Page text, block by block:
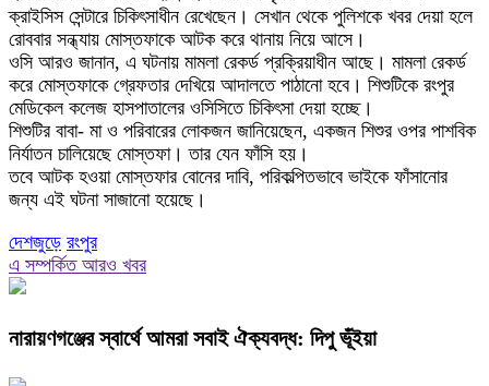
ক্রাইসিস সেন্টারে চিকিৎসাধীন রেখেছেন। সেখান থেকে পুলিশকে খবর দেয়া হলে
রোববার সন্ধ্যায় মোস্তফাকে আটক করে থানায় নিয়ে আসে।
ওসি আরও জানান, এ ঘটনায় মামলা রেকর্ড প্রক্রিয়াধীন আছে। মামলা রেকর্ড
করে মোস্তফাকে গ্রেফতার দেখিয়ে আদালতে পাঠানো হবে। শিশুটিকে রংপুর
মেডিকেল কলেজ হাসপাতালের ওসিসিতে চিকিৎসা দেয়া হচ্ছে।
শিশুটির বাবা- মা ও পরিবারের লোকজন জানিয়েছেন, একজন শিশুর ওপর পাশবিক
নির্যাতন চালিয়েছে মোস্তফা। তার যেন ফাঁসি হয়।
তবে আটক হওয়া মোস্তফার বোনের দাবি, পরিকল্পিতভাবে ভাইকে ফাঁসানোর
জন্য এই ঘটনা সাজানো হয়েছে।
দেশজুড়ে রংপুর
এ সম্পর্কিত আরও খবর
নারায়ণগঞ্জের স্বার্থে আমরা সবাই ঐক্যবদ্ধ: দিপু ভূঁইয়া